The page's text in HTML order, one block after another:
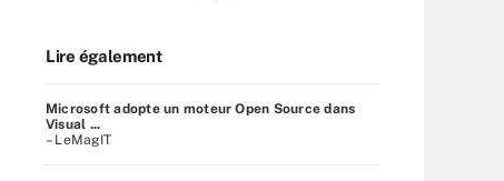
Lire également
Microsoft adopte un moteur Open Source dans
Visual ...
– LeMagIT